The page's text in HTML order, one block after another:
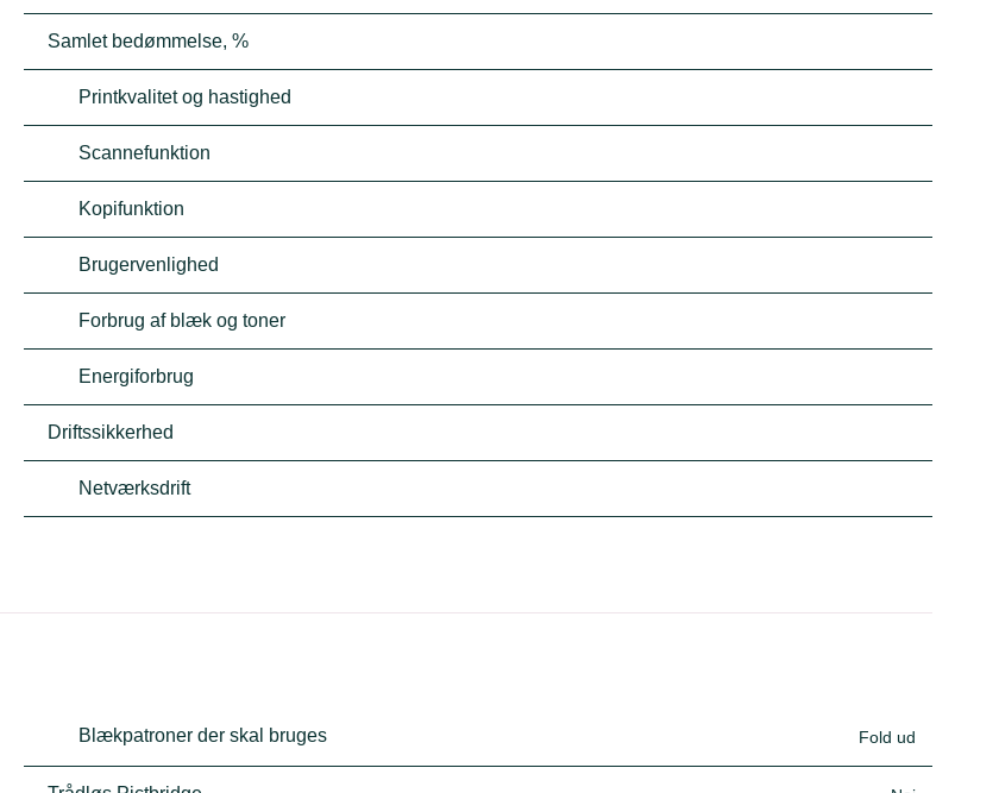
Samlet bedømmelse, %
Printkvalitet og hastighed
Scannefunktion
Kopifunktion
Brugervenlighed
Forbrug af blæk og toner
Energiforbrug
Driftssikkerhed
Netværksdrift
Blækpatroner der skal bruges Fold ud